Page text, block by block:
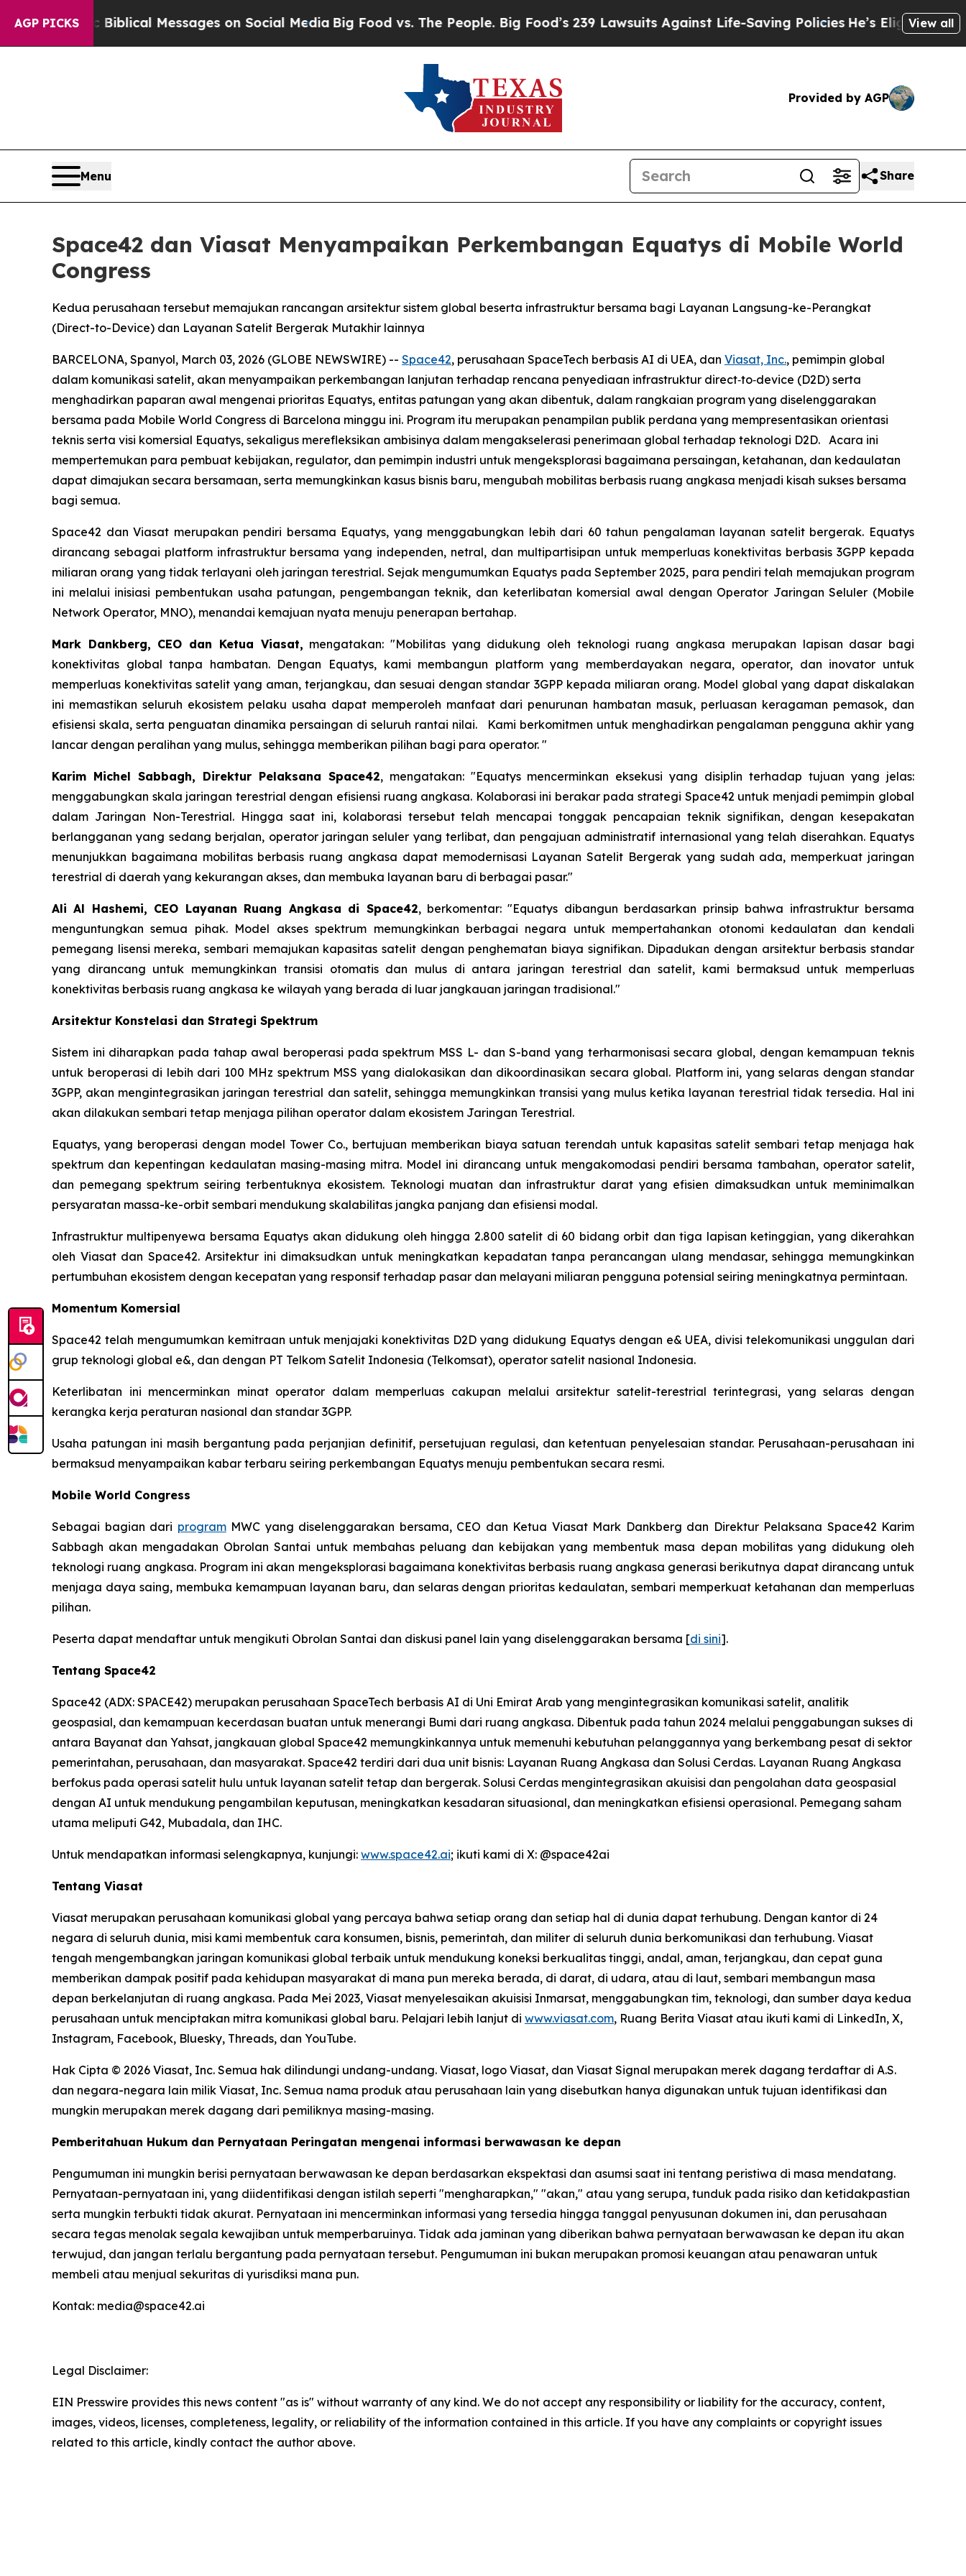
AGP PICKS
Biblical Messages on Social MediaBig Food vs. The People. Big Food’s 239 Lawsuits Against Life-Saving PoliciesHe’s Eligible for Up toView all
Provided by AGP
Menu Share
Space42 dan Viasat Menyampaikan Perkembangan Equatys di Mobile World
Congress
Kedua perusahaan tersebut memajukan rancangan arsitektur sistem global beserta infrastruktur bersama bagi Layanan Langsung-ke-Perangkat
(Direct-to-Device) dan Layanan Satelit Bergerak Mutakhir lainnya
BARCELONA, Spanyol, March 03, 2026 (GLOBE NEWSWIRE) -- Space42, perusahaan SpaceTech berbasis AI di UEA, dan Viasat, Inc., pemimpin global
dalam komunikasi satelit, akan menyampaikan perkembangan lanjutan terhadap rencana penyediaan infrastruktur direct‑to‑device (D2D) serta
menghadirkan paparan awal mengenai prioritas Equatys, entitas patungan yang akan dibentuk, dalam rangkaian program yang diselenggarakan
bersama pada Mobile World Congress di Barcelona minggu ini. Program itu merupakan penampilan publik perdana yang mempresentasikan orientasi
teknis serta visi komersial Equatys, sekaligus merefleksikan ambisinya dalam mengakselerasi penerimaan global terhadap teknologi D2D. Acara ini
mempertemukan para pembuat kebijakan, regulator, dan pemimpin industri untuk mengeksplorasi bagaimana persaingan, ketahanan, dan kedaulatan
dapat dimajukan secara bersamaan, serta memungkinkan kasus bisnis baru, mengubah mobilitas berbasis ruang angkasa menjadi kisah sukses bersama
bagi semua.
Space42 dan Viasat merupakan pendiri bersama Equatys, yang menggabungkan lebih dari 60 tahun pengalaman layanan satelit bergerak. Equatys
dirancang sebagai platform infrastruktur bersama yang independen, netral, dan multipartisipan untuk memperluas konektivitas berbasis 3GPP kepada
miliaran orang yang tidak terlayani oleh jaringan terestrial. Sejak mengumumkan Equatys pada September 2025, para pendiri telah memajukan program
ini melalui inisiasi pembentukan usaha patungan, pengembangan teknik, dan keterlibatan komersial awal dengan Operator Jaringan Seluler (Mobile
Network Operator, MNO), menandai kemajuan nyata menuju penerapan bertahap.
Mark Dankberg, CEO dan Ketua Viasat, mengatakan: "Mobilitas yang didukung oleh teknologi ruang angkasa merupakan lapisan dasar bagi
konektivitas global tanpa hambatan. Dengan Equatys, kami membangun platform yang memberdayakan negara, operator, dan inovator untuk
memperluas konektivitas satelit yang aman, terjangkau, dan sesuai dengan standar 3GPP kepada miliaran orang. Model global yang dapat diskalakan
ini memastikan seluruh ekosistem pelaku usaha dapat memperoleh manfaat dari penurunan hambatan masuk, perluasan keragaman pemasok, dan
efisiensi skala, serta penguatan dinamika persaingan di seluruh rantai nilai. Kami berkomitmen untuk menghadirkan pengalaman pengguna akhir yang
lancar dengan peralihan yang mulus, sehingga memberikan pilihan bagi para operator. "
Karim Michel Sabbagh, Direktur Pelaksana Space42, mengatakan: "Equatys mencerminkan eksekusi yang disiplin terhadap tujuan yang jelas:
menggabungkan skala jaringan terestrial dengan efisiensi ruang angkasa. Kolaborasi ini berakar pada strategi Space42 untuk menjadi pemimpin global
dalam Jaringan Non-Terestrial. Hingga saat ini, kolaborasi tersebut telah mencapai tonggak pencapaian teknik signifikan, dengan kesepakatan
berlangganan yang sedang berjalan, operator jaringan seluler yang terlibat, dan pengajuan administratif internasional yang telah diserahkan. Equatys
menunjukkan bagaimana mobilitas berbasis ruang angkasa dapat memodernisasi Layanan Satelit Bergerak yang sudah ada, memperkuat jaringan
terestrial di daerah yang kekurangan akses, dan membuka layanan baru di berbagai pasar."
Ali Al Hashemi, CEO Layanan Ruang Angkasa di Space42, berkomentar: "Equatys dibangun berdasarkan prinsip bahwa infrastruktur bersama
menguntungkan semua pihak. Model akses spektrum memungkinkan berbagai negara untuk mempertahankan otonomi kedaulatan dan kendali
pemegang lisensi mereka, sembari memajukan kapasitas satelit dengan penghematan biaya signifikan. Dipadukan dengan arsitektur berbasis standar
yang dirancang untuk memungkinkan transisi otomatis dan mulus di antara jaringan terestrial dan satelit, kami bermaksud untuk memperluas
konektivitas berbasis ruang angkasa ke wilayah yang berada di luar jangkauan jaringan tradisional."
Arsitektur Konstelasi dan Strategi Spektrum
Sistem ini diharapkan pada tahap awal beroperasi pada spektrum MSS L- dan S-band yang terharmonisasi secara global, dengan kemampuan teknis
untuk beroperasi di lebih dari 100 MHz spektrum MSS yang dialokasikan dan dikoordinasikan secara global. Platform ini, yang selaras dengan standar
3GPP, akan mengintegrasikan jaringan terestrial dan satelit, sehingga memungkinkan transisi yang mulus ketika layanan terestrial tidak tersedia. Hal ini
akan dilakukan sembari tetap menjaga pilihan operator dalam ekosistem Jaringan Terestrial.
Equatys, yang beroperasi dengan model Tower Co., bertujuan memberikan biaya satuan terendah untuk kapasitas satelit sembari tetap menjaga hak
spektrum dan kepentingan kedaulatan masing-masing mitra. Model ini dirancang untuk mengakomodasi pendiri bersama tambahan, operator satelit,
dan pemegang spektrum seiring terbentuknya ekosistem. Teknologi muatan dan infrastruktur darat yang efisien dimaksudkan untuk meminimalkan
persyaratan massa-ke-orbit sembari mendukung skalabilitas jangka panjang dan efisiensi modal.
Infrastruktur multipenyewa bersama Equatys akan didukung oleh hingga 2.800 satelit di 60 bidang orbit dan tiga lapisan ketinggian, yang dikerahkan
oleh Viasat dan Space42. Arsitektur ini dimaksudkan untuk meningkatkan kepadatan tanpa perancangan ulang mendasar, sehingga memungkinkan
pertumbuhan ekosistem dengan kecepatan yang responsif terhadap pasar dan melayani miliaran pengguna potensial seiring meningkatnya permintaan.
Momentum Komersial
Space42 telah mengumumkan kemitraan untuk menjajaki konektivitas D2D yang didukung Equatys dengan e& UEA, divisi telekomunikasi unggulan dari
grup teknologi global e&, dan dengan PT Telkom Satelit Indonesia (Telkomsat), operator satelit nasional Indonesia.
Keterlibatan ini mencerminkan minat operator dalam memperluas cakupan melalui arsitektur satelit-terestrial terintegrasi, yang selaras dengan
kerangka kerja peraturan nasional dan standar 3GPP.
Usaha patungan ini masih bergantung pada perjanjian definitif, persetujuan regulasi, dan ketentuan penyelesaian standar. Perusahaan-perusahaan ini
bermaksud menyampaikan kabar terbaru seiring perkembangan Equatys menuju pembentukan secara resmi.
Mobile World Congress
Sebagai bagian dari programMWC yang diselenggarakan bersama, CEO dan Ketua Viasat Mark Dankberg dan Direktur Pelaksana Space42 Karim
Sabbagh akan mengadakan Obrolan Santai untuk membahas peluang dan kebijakan yang membentuk masa depan mobilitas yang didukung oleh
teknologi ruang angkasa. Program ini akan mengeksplorasi bagaimana konektivitas berbasis ruang angkasa generasi berikutnya dapat dirancang untuk
menjaga daya saing, membuka kemampuan layanan baru, dan selaras dengan prioritas kedaulatan, sembari memperkuat ketahanan dan memperluas
pilihan.
Peserta dapat mendaftar untuk mengikuti Obrolan Santai dan diskusi panel lain yang diselenggarakan bersama [di sini].
Tentang Space42
Space42 (ADX: SPACE42) merupakan perusahaan SpaceTech berbasis AI di Uni Emirat Arab yang mengintegrasikan komunikasi satelit, analitik
geospasial, dan kemampuan kecerdasan buatan untuk menerangi Bumi dari ruang angkasa. Dibentuk pada tahun 2024 melalui penggabungan sukses di
antara Bayanat dan Yahsat, jangkauan global Space42 memungkinkannya untuk memenuhi kebutuhan pelanggannya yang berkembang pesat di sektor
pemerintahan, perusahaan, dan masyarakat. Space42 terdiri dari dua unit bisnis: Layanan Ruang Angkasa dan Solusi Cerdas. Layanan Ruang Angkasa
berfokus pada operasi satelit hulu untuk layanan satelit tetap dan bergerak. Solusi Cerdas mengintegrasikan akuisisi dan pengolahan data geospasial
dengan AI untuk mendukung pengambilan keputusan, meningkatkan kesadaran situasional, dan meningkatkan efisiensi operasional. Pemegang saham
utama meliputi G42, Mubadala, dan IHC.
Untuk mendapatkan informasi selengkapnya, kunjungi: www.space42.ai; ikuti kami di X: @space42ai
Tentang Viasat
Viasat merupakan perusahaan komunikasi global yang percaya bahwa setiap orang dan setiap hal di dunia dapat terhubung. Dengan kantor di 24
negara di seluruh dunia, misi kami membentuk cara konsumen, bisnis, pemerintah, dan militer di seluruh dunia berkomunikasi dan terhubung. Viasat
tengah mengembangkan jaringan komunikasi global terbaik untuk mendukung koneksi berkualitas tinggi, andal, aman, terjangkau, dan cepat guna
memberikan dampak positif pada kehidupan masyarakat di mana pun mereka berada, di darat, di udara, atau di laut, sembari membangun masa
depan berkelanjutan di ruang angkasa. Pada Mei 2023, Viasat menyelesaikan akuisisi Inmarsat, menggabungkan tim, teknologi, dan sumber daya kedua
perusahaan untuk menciptakan mitra komunikasi global baru. Pelajari lebih lanjut di www.viasat.com, Ruang Berita Viasat atau ikuti kami di LinkedIn, X,
Instagram, Facebook, Bluesky, Threads, dan YouTube.
Hak Cipta © 2026 Viasat, Inc. Semua hak dilindungi undang-undang. Viasat, logo Viasat, dan Viasat Signal merupakan merek dagang terdaftar di A.S.
dan negara-negara lain milik Viasat, Inc. Semua nama produk atau perusahaan lain yang disebutkan hanya digunakan untuk tujuan identifikasi dan
mungkin merupakan merek dagang dari pemiliknya masing-masing.
Pemberitahuan Hukum dan Pernyataan Peringatan mengenai informasi berwawasan ke depan
Pengumuman ini mungkin berisi pernyataan berwawasan ke depan berdasarkan ekspektasi dan asumsi saat ini tentang peristiwa di masa mendatang.
Pernyataan-pernyataan ini, yang diidentifikasi dengan istilah seperti "mengharapkan," "akan," atau yang serupa, tunduk pada risiko dan ketidakpastian
serta mungkin terbukti tidak akurat. Pernyataan ini mencerminkan informasi yang tersedia hingga tanggal penyusunan dokumen ini, dan perusahaan
secara tegas menolak segala kewajiban untuk memperbaruinya. Tidak ada jaminan yang diberikan bahwa pernyataan berwawasan ke depan itu akan
terwujud, dan jangan terlalu bergantung pada pernyataan tersebut. Pengumuman ini bukan merupakan promosi keuangan atau penawaran untuk
membeli atau menjual sekuritas di yurisdiksi mana pun.
Kontak: media@space42.ai
Legal Disclaimer:
EIN Presswire provides this news content "as is" without warranty of any kind. We do not accept any responsibility or liability for the accuracy, content,
images, videos, licenses, completeness, legality, or reliability of the information contained in this article. If you have any complaints or copyright issues
related to this article, kindly contact the author above.